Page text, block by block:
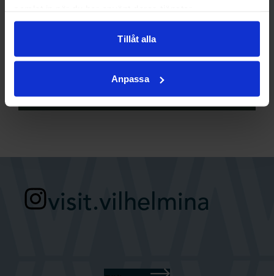
Tillåt alla
Anpassa
Kyrkberget
912 33 Vilhelmina
Vägbeskrivning
visit.vilhelmina